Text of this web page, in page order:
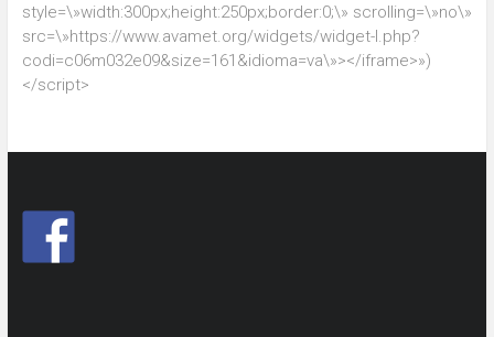
style=\»width:300px;height:250px;border:0;\» scrolling=\»no\»
src=\»https://www.avamet.org/widgets/widget-l.php?
codi=c06m032e09&size=161&idioma=va\»></iframe>»)
</script>